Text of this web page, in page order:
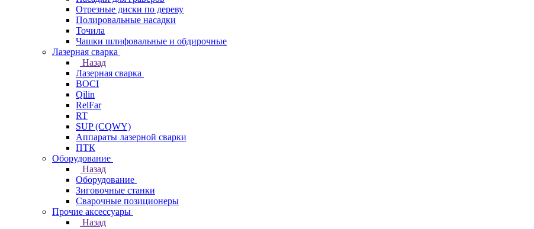
Отрезные диски по дереву
Полировальные насадки
Точила
Чашки шлифовальные и обдирочные
Лазерная сварка
Назад
Лазерная сварка
BOCI
Qilin
RelFar
RT
SUP (CQWY)
Аппараты лазерной сварки
ПТК
Оборудование
Назад
Оборудование
Зиговочные станки
Сварочные позиционеры
Прочие аксессуары
Назад